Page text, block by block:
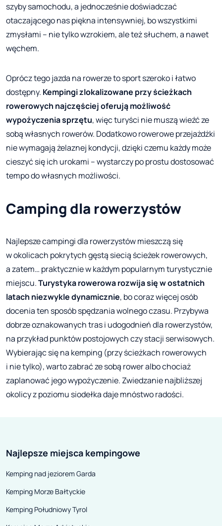
szyby samochodu, a jednocześnie doświadczać
otaczającego nas piękna intensywniej, bo wszystkimi
zmysłami – nie tylko wzrokiem, ale też słuchem, a nawet
węchem.
Oprócz tego jazda na rowerze to sport szeroko i łatwo
dostępny. Kempingi zlokalizowane przy ścieżkach
rowerowych najczęściej oferują możliwość
wypożyczenia sprzętu, więc turyści nie muszą wieźć ze
sobą własnych rowerów. Dodatkowo rowerowe przejażdżki
nie wymagają żelaznej kondycji, dzięki czemu każdy może
cieszyć się ich urokami – wystarczy po prostu dostosować
tempo do własnych możliwości.
Camping dla rowerzystów
Najlepsze campingi dla rowerzystów mieszczą się
w okolicach pokrytych gęstą siecią ścieżek rowerowych,
a zatem… praktycznie w każdym popularnym turystycznie
miejscu.Turystyka rowerowa rozwija się w ostatnich
latach niezwykle dynamicznie, bo coraz więcej osób
docenia ten sposób spędzania wolnego czasu. Przybywa
dobrze oznakowanych tras i udogodnień dla rowerzystów,
na przykład punktów postojowych czy stacji serwisowych.
Wybierając się na kemping (przy ścieżkach rowerowych
i nie tylko), warto zabrać ze sobą rower albo chociaż
zaplanować jego wypożyczenie. Zwiedzanie najbliższej
okolicy z poziomu siodełka daje mnóstwo radości.
Najlepsze miejsca kempingowe
Kemping nad jeziorem Garda
Kemping Morze Bałtyckie
Kemping Południowy Tyrol